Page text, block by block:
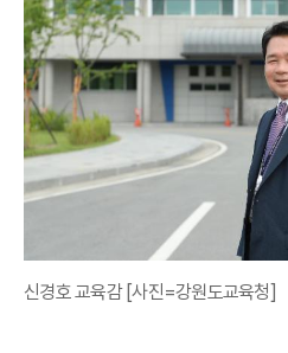
신경호 교육감 [사진=강원도교육청]